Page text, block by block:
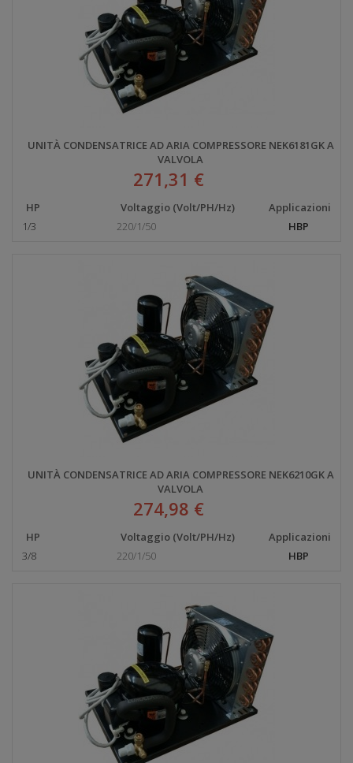
UNITÀ CONDENSATRICE AD ARIA COMPRESSORE NEK6181GK A
VALVOLA
271,31 €
HP Voltaggio (Volt/PH/Hz)
Applicazioni
1/3
220/1/50 HBP
UNITÀ CONDENSATRICE AD ARIA COMPRESSORE NEK6210GK A
VALVOLA
274,98 €
HP Voltaggio (Volt/PH/Hz)
Applicazioni
3/8
220/1/50 HBP